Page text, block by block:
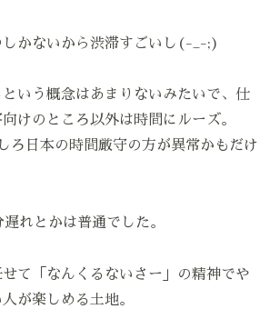
しかないから渋滞すごいし(-_-;)
いう概念はあまりないみたいで、仕
けのところ以外は時間にルーズ。
ろ日本の時間厳守の方が異常かもだけ
れとかは普通でした。
て「なんくるないさー」の精神でや
が楽しめる土地。